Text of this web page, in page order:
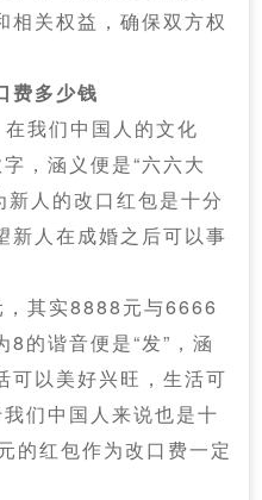
相关权益，确保双方权
费多少钱
我们中国人的文化
，涵义便是“六六大
人的改口红包是十分
新人在成婚之后可以事
其实8888元与6666
的谐音便是“发”，涵
可以美好兴旺，生活可
们中国人来说也是十
的红包作为改口费一定